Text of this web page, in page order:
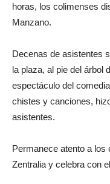
horas, los colimenses
Manzano.
Decenas de asistentes
la plaza, al pie del árbol
espectáculo del
chistes y canciones,
asistentes.
Permanece atento a
Zentralia y celebra con